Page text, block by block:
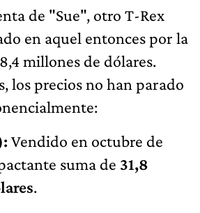
de "Sue", otro T-Rex
en aquel entonces por la
millones de dólares.
los precios no han parado
Vendido en octubre de
suma de 31,8
.